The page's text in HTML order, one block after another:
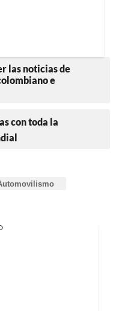
las noticias de
e
con toda la